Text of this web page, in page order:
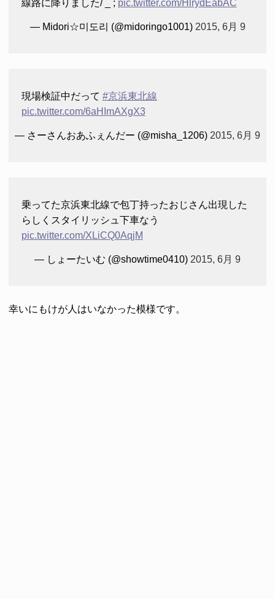
線路に降りました/ _ ; pic.twitter.com/HlrydEabAC
— Midori☆미도리 (@midoringo1001) 2015, 6月 9
現場検証中だって #京浜東北線
pic.twitter.com/6aHImAXgX3
— さーさんおあふぇんだー (@misha_1206) 2015, 6月 9
乗ってた京浜東北線で包丁持ったおじさん出現した
らしくスタイリッシュ下車なう
pic.twitter.com/XLiCQ0AqjM
— しょーたいむ (@showtime0410) 2015, 6月 9
幸いにもけが人はいなかった模様です。